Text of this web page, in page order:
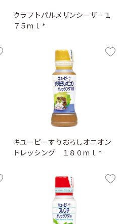
クラフトパルメザンシーザー１
７５ｍｌ *
キユーピーすりおろしオニオン
ドレッシング １８０ｍｌ *